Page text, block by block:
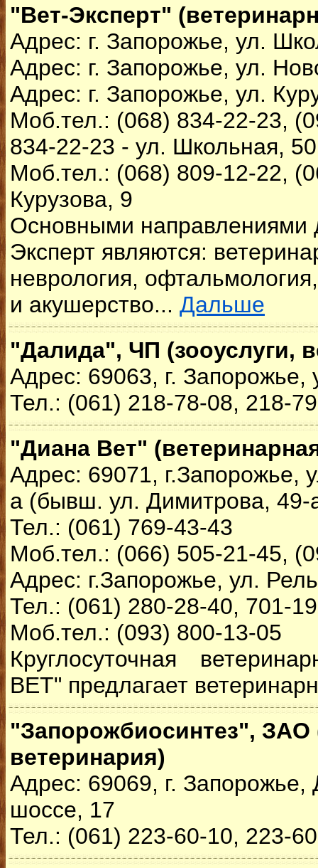
"Вет-Эксперт"
Адрес: г. Запорожье, ул.
Адрес: г. Запорожье, ул.
Адрес: г. Запорожье, ул.
Моб.тел.: (068) 834-22-23,
834-22-23 - ул. Школьная,
Моб.тел.: (068) 809-12-22,
Курузова, 9
Основными направлениями
Эксперт являются:
неврология,
и акушерство... Дальше
"Далида", ЧП (зооуслуги,
Адрес: 69063, г. Запорожье,
Тел.: (061) 218-78-08, 218-
"Диана Вет"
Адрес: 69071, г.Запорожье,
а (бывш. ул. Димитрова, 49-
Тел.: (061) 769-43-43
Моб.тел.: (066) 505-21-45,
Адрес: г.Запорожье, ул.
Тел.: (061) 280-28-40, 701-
Моб.тел.: (093) 800-13-05
Круглосуточная
ВЕТ" предлагает
"Запорожбиосинтез", ЗАО
ветеринария)
Адрес: 69069, г. Запорожье,
шоссе, 17
Тел.: (061) 223-60-10, 223-